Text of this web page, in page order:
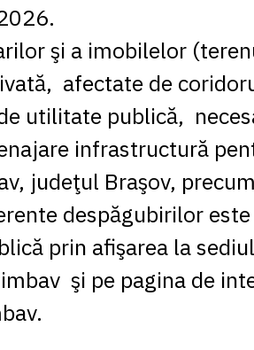
şi a imobilelor
afectate de
utilitate publică,
infrastructură
judeţul Braşov,
despăgubirilor
prin afişarea la
şi pe pagina de